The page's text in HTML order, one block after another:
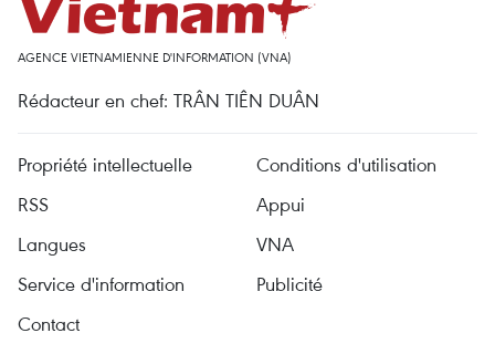
AGENCE VIETNAMIENNE D'INFORMATION (VNA)
Rédacteur en chef: TRÂN TIÊN DUÂN
Propriété intellectuelle
Conditions d'utilisation
RSS
Appui
Langues
VNA
Service d'information
Publicité
Contact